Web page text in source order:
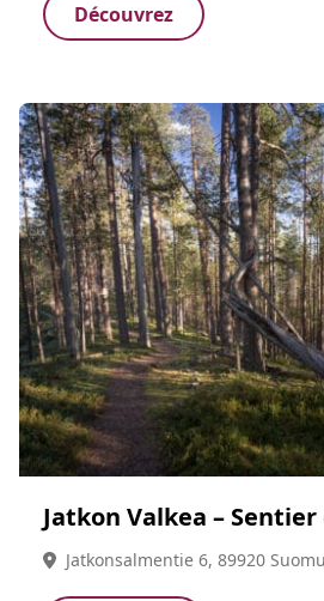
Découvrez
Jatkon Valkea – Sentier
Jatkonsalmentie 6, 89920